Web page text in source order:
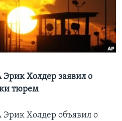
Холдер заявил о
тюрем
Холдер объявил о